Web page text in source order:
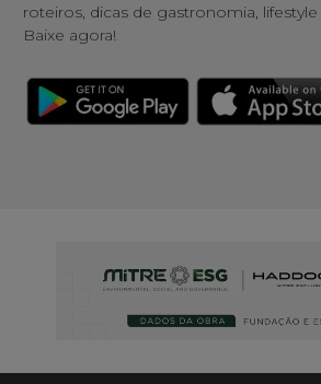
roteiros, dicas de gastronomia,
Baixe agora!